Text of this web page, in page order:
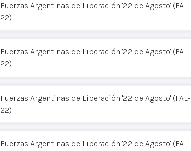
Fuerzas Argentinas de Liberación '22 de Agosto' (FAL-
22)
Fuerzas Argentinas de Liberación '22 de Agosto' (FAL-
22)
Fuerzas Argentinas de Liberación '22 de Agosto' (FAL-
22)
Fuerzas Argentinas de Liberación '22 de Agosto' (FAL-